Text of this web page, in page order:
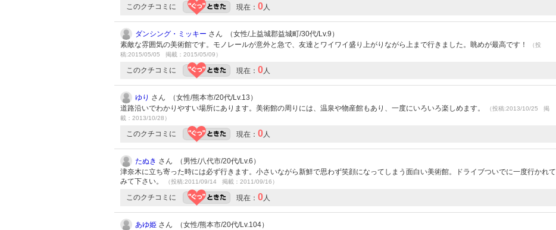
このクチコミに 現在： 0 人
ダンシング・ミッキー さん （女性/上益城郡益城町/30代/Lv.9）
素敵な雰囲気の美術館です。モノレールが意外と急で、友達とワイワイ盛り上がりながら上まで行きました。眺めが最高です！
（投
稿:2015/05/05 掲載：2015/05/09）
このクチコミに 現在： 0 人
ゆり さん （女性/熊本市/20代/Lv.13）
道路沿いでわかりやすい場所にあります。美術館の周りには、温泉や物産館もあり、一度にいろいろ楽しめます。
（投稿:2013/10/25 掲
載：2013/10/28）
このクチコミに 現在： 0 人
たぬき さん （男性/八代市/20代/Lv.6）
津奈木に立ち寄った時には必ず行きます。小さいながら新鮮で思わず笑顔になってしまう面白い美術館。ドライブついでに一度行かれて
みて下さい。
（投稿:2011/09/14 掲載：2011/09/16）
このクチコミに 現在： 0 人
あゆ姫 さん （女性/熊本市/20代/Lv.104）